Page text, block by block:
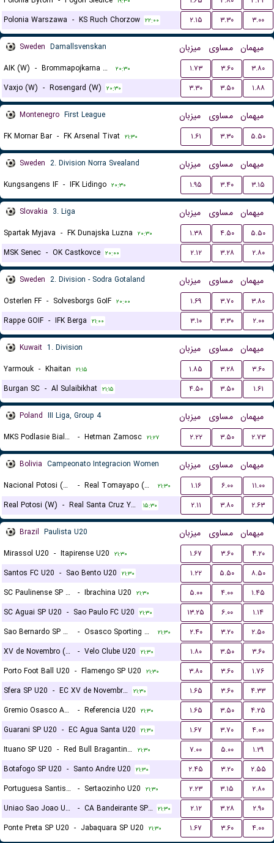
Polonia Warszawa - KS Ruch Chorzow ۲۲:۰۰ ۲.۱۵ ۳.۳۰ ۳.۰۰
Sweden Damallsvenskan میزبان مساوی میهمان
AIK (W) - Brommapojkarna (W) ۲۰:۳۰ ۱.۷۳ ۳.۶۰
۳.۸۰
Vaxjo (W) - Rosengard (W) ۲۰:۳۰ ۳.۳۰ ۳.۵۰ ۱.۸۸
Montenegro First League میزبان مساوی میهمان
FK Mornar Bar - FK Arsenal Tivat ۲۱:۳۰ ۱.۶۱ ۳.۳۰ ۵.۵۰
Sweden 2. Division Norra Svealand میزبان مساوی میهمان
Kungsangens IF - IFK Lidingo ۲۰:۳۰ ۱.۹۵ ۳.۴۰ ۳.۱۵
Slovakia 3. Liga میزبان مساوی میهمان
Spartak Myjava - FK Dunajska Luzna ۲۰:۳۰ ۱.۳۸ ۴.۵۰
۵.۵۰
MSK Senec - OK Castkovce ۲۰:۰۰ ۲.۱۲ ۳.۲۸ ۲.۸۰
Sweden 2. Division - Sodra Gotaland میزبان مساوی میهمان
Osterlen FF - Solvesborgs GoIF ۲۰:۰۰ ۱.۶۹ ۳.۷۰
۳.۸۰
Rappe GOIF - IFK Berga ۲۱:۰۰ ۳.۱۰ ۳.۳۰ ۲.۰۰
Kuwait 1. Division میزبان مساوی میهمان
Yarmouk - Khaitan ۲۱:۱۵ ۱.۸۵ ۳.۲۸
۳.۶۰
Burgan SC - Al Sulaibikhat ۲۱:۱۵ ۴.۵۰ ۳.۵۰ ۱.۶۱
Poland III Liga, Group 4 میزبان مساوی میهمان
MKS Podlasie Biala Podlaska - Hetman Zamosc ۲۱:۲۷ ۲.۲۲ ۳.۵۰ ۲.۷۳
Bolivia Campeonato Integracion Women میزبان مساوی میهمان
Nacional Potosi (W) - Real Tomayapo (W) ۲۱:۳۰ ۱.۱۶ ۶.۰۰
۱۱.۰۰
Real Potosi (W) - Real Santa Cruz Yacuiba (W) ۱۵:۳۰ ۲.۱۱ ۳.۸۰ ۲.۶۳
Brazil Paulista U20 میزبان مساوی میهمان
Mirassol U20 - Itapirense U20 ۲۱:۳۰ ۱.۶۷ ۳.۶۰
۴.۲۰
Santos FC U20 - Sao Bento U20 ۲۱:۳۰ ۱.۲۲ ۵.۵۰
۸.۵۰
SC Paulinense SP U20
- Ibrachina U20 ۲۱:۳۰ ۵.۰۰ ۴.۰۰
۱.۴۵
SC Aguai SP U20 - Sao Paulo FC U20 ۲۱:۳۰ ۱۳.۲۵ ۶.۰۰
۱.۱۴
Sao Bernardo SP U20
- Osasco Sporting SP U20 ۲۱:۳۰ ۲.۴۰ ۳.۲۰
۲.۵۰
XV de Novembro (Piracicaba) U20
- Velo Clube U20 ۲۱:۳۰ ۱.۸۰ ۳.۵۰
۳.۶۰
Porto Foot Ball U20 - Flamengo SP U20 ۲۱:۳۰ ۳.۸۰ ۳.۶۰
۱.۷۶
Sfera SP U20 - EC XV de Novembro de Jau SP U20 ۲۱:۳۰ ۱.۶۵ ۳.۶۰
۴.۳۳
Gremio Osasco Audax SP U20
- Referencia U20 ۲۱:۳۰ ۱.۶۵ ۳.۵۰
۴.۲۵
Guarani SP U20 - EC Agua Santa U20 ۲۱:۳۰ ۱.۶۷ ۳.۷۰
۴.۰۰
Ituano SP U20 - Red Bull Bragantino SP U20 ۲۱:۳۰ ۷.۰۰ ۵.۰۰
۱.۲۹
Botafogo SP U20 - Santo Andre U20 ۲۱:۳۰ ۲.۴۵ ۳.۲۰
۲.۵۵
Portuguesa Santista U20
- Sertaozinho U20 ۲۱:۳۰ ۲.۲۳ ۳.۱۵
۲.۸۰
Uniao Sao Joao U20
- CA Bandeirante SP U20 ۲۱:۳۰ ۲.۱۲ ۳.۲۸
۲.۹۰
Ponte Preta SP U20 - Jabaquara SP U20 ۲۱:۳۰ ۱.۶۷ ۳.۶۰ ۴.۰۰